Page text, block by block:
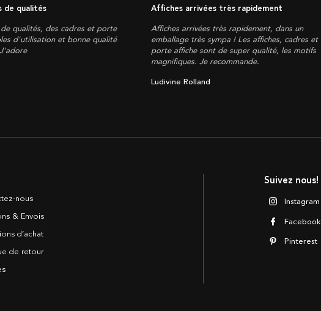
de qualités
qualités, des cadres et porte
d'utilisation et bonne qualité
Affiches arrivées très rapidement
Affiches arrivées très rapidement, dans un
emballage très sympa ! Les affiches, cadres et
porte affiche sont de super qualité, les motifs
magnifiques. Je recommande.
Ludivine Rolland
Suivez nous!
Instagram
Facebook
Pinterest
nous
& Envois
d’achat
de retour